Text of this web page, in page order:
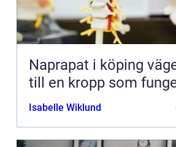
Naprapat i köping vägen tillbaka
till en kropp som
Isabelle Wiklund